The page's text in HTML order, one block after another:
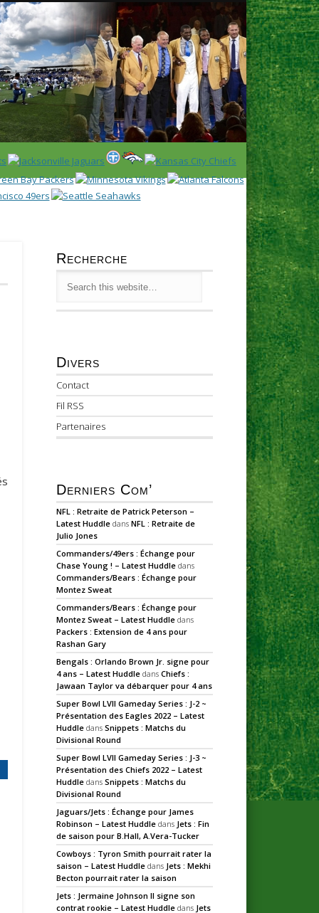
Latest
Recherche
Divers
Contact
Fil RSS
Partenaires
Derniers Com’
NFL : Retraite de Patrick Peterson –
Latest Huddle dansNFL : Retraite de
Julio Jones
Commanders/49ers : Échange pour
Chase Young ! – Latest Huddle dans
Commanders/Bears : Échange pour
Montez Sweat
Commanders/Bears : Échange pour
Montez Sweat – Latest Huddle dans
Packers : Extension de 4 ans pour
Rashan Gary
Bengals : Orlando Brown Jr. signe pour
4 ans – Latest Huddle dansChiefs :
Jawaan Taylor va débarquer pour 4 ans
Super Bowl LVII Gameday Series : J-2 ~
Présentation des Eagles 2022 – Latest
Huddle dansSnippets : Matchs du
Divisional Round
Super Bowl LVII Gameday Series : J-3 ~
Présentation des Chiefs 2022 – Latest
Huddle dansSnippets : Matchs du
Divisional Round
Jaguars/Jets : Échange pour James
Robinson – Latest Huddle dans Jets : Fin
de saison pour B.Hall, A.Vera-Tucker
Cowboys : Tyron Smith pourrait rater la
saison – Latest Huddle dans Jets : Mekhi
Becton pourrait rater la saison
Jets : Jermaine Johnson II signe son
contrat rookie – Latest Huddle dans Jets